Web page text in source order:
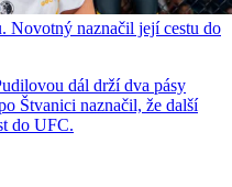
naznačil její cestu do
dál drží dva pásy
Štvanici naznačil, že další
do UFC.